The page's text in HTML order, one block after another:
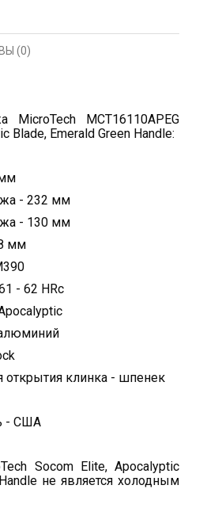
(0)
MicroTech MCT16110APEG
Blade, Emerald Green Handle:
- 232 мм
- 130 мм
мм
- 62 HRc
открытия клинка - шпенек
- США
Socom Elite, Apocalyptic
не является холодным